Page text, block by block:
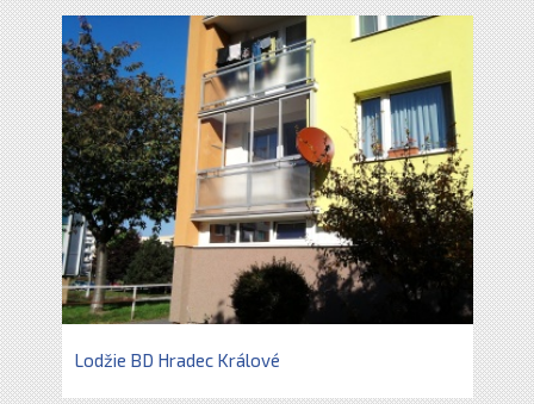
Lodžie BD Hradec Králové